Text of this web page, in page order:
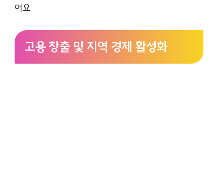
어요.
고용 창출 및 지역 경제 활성화